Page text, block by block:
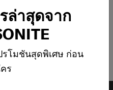
ล่าสุดจาก
โมชันสุดพิเศษ ก่อน
ร